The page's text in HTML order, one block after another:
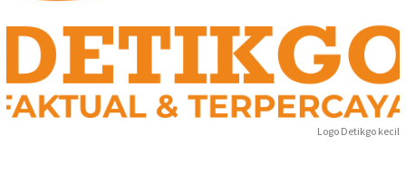
Logo Detikgo kecil